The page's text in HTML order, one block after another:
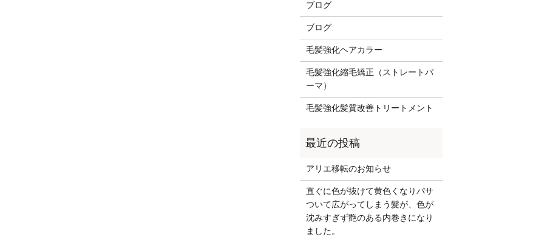
ブログ
ブログ
毛髪強化ヘアカラー
毛髪強化縮毛矯正（ストレートパ
ーマ）
毛髪強化髪質改善トリートメント
アリエ移転のお知らせ
直ぐに色が抜けて黄色くなりパサ
ついて広がってしまう髪が、色が
沈みすぎず艶のある内巻きになり
ました。